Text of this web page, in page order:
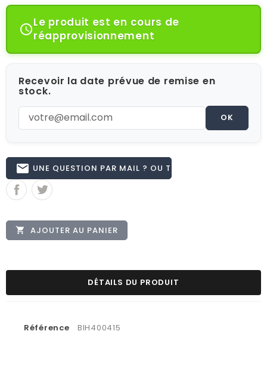
Le produit est en cours de
réapprovisionnement
Recevoir la date prévue de remise en
stock.
OK
email UNE QUESTION PAR MAIL ? OU TÉL 02.51.62.16.59
 AJOUTER AU PANIER
DÉTAILS DU PRODUIT
Référence BIH400415